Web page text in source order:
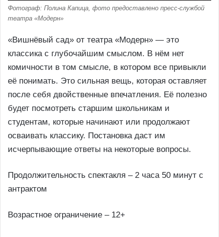
Фотограф: Полина Капица, фото предоставлено пресс-службой
театра «Модерн»
«Вишнёвый сад» от театра «Модерн» — это
классика с глубочайшим смыслом. В нём нет
комичности в том смысле, в котором все привыкли
её понимать. Это сильная вещь, которая оставляет
после себя двойственные впечатления. Её полезно
будет посмотреть старшим школьникам и
студентам, которые начинают или продолжают
осваивать классику. Постановка даст им
исчерпывающие ответы на некоторые вопросы.
Продолжительность спектакля – 2 часа 50 минут с
антрактом
Возрастное ограничение – 12+